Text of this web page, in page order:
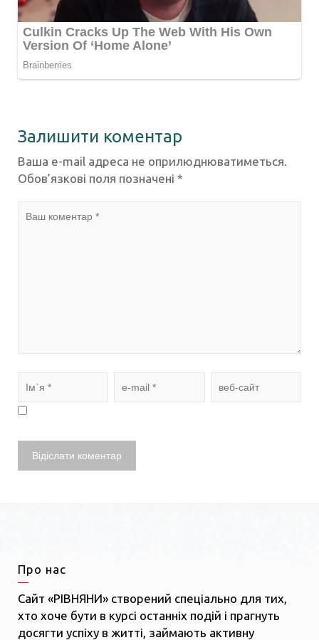
Залишити коментар
Ваша e-mail адреса не оприлюднюватиметься.
Обов’язкові поля позначені *
Про нас
Сайт «РІВНЯНИ» створений спеціально для тих,
хто хоче бути в курсі останніх подій і прагнуть
досягти успіху в житті, займають активну